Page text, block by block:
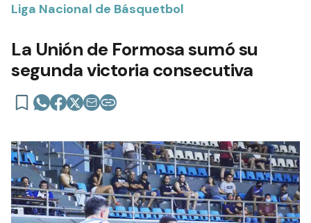
Liga Nacional de Básquetbol
La Unión de Formosa sumó su
segunda victoria consecutiva